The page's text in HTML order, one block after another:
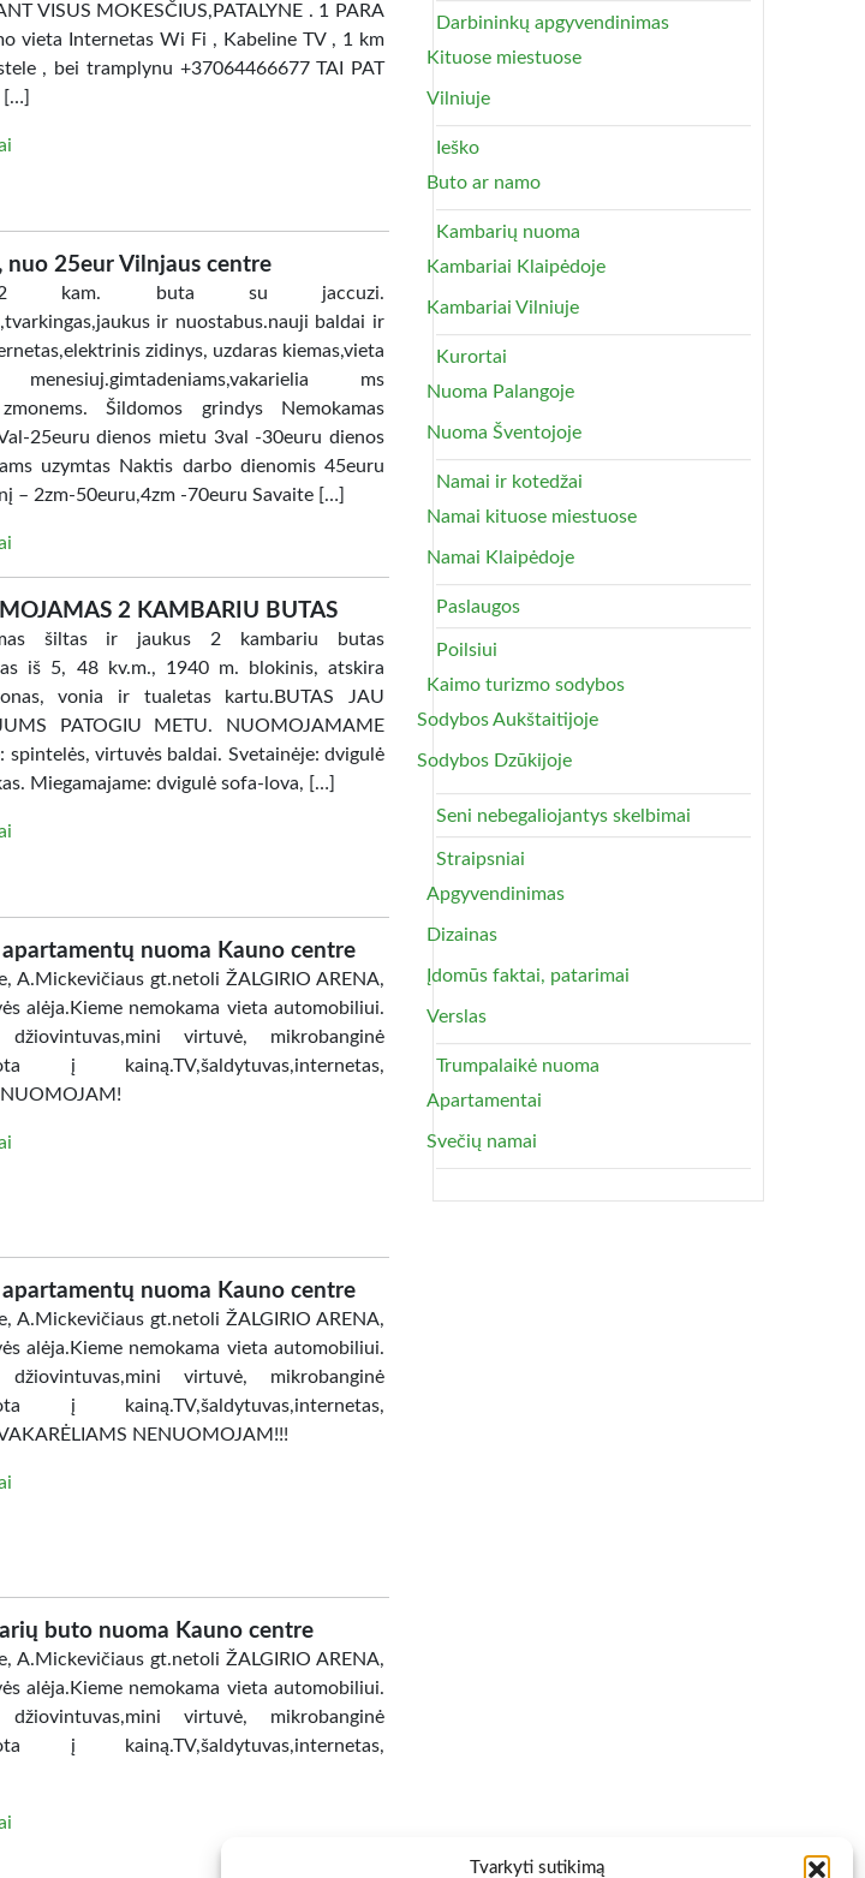
Tvarkyti sutikimą
VISUS MOKESČIUS,PATALYNE . 1 PARA
vieta Internetas Wi Fi , Kabeline TV , 1 km
, bei tramplynu +37064466677 TAI PAT
[…]
nuo 25eur Vilnjaus centre
2 kam. buta su jaccuzi.
ir nuostabus.nauji baldai ir
zidinys, uzdaras kiemas,vieta
menesiuj.gimtadeniams,vakarielia ms
Šildomos grindys Nemokamas
25euru dienos mietu 3val -30euru dienos
uzymtas Naktis darbo dienomis 45euru
– 2zm-50euru,4zm -70euru Savaite […]
2 KAMBARIU BUTAS
šiltas ir jaukus 2 kambariu butas
iš 5, 48 kv.m., 1940 m. blokinis, atskira
vonia ir tualetas kartu.BUTAS JAU
PATOGIU METU. NUOMOJAMAME
spintelės, virtuvės baldai. Svetainėje: dvigulė
Miegamajame: dvigulė sofa-lova, […]
nuoma Kauno centre
A.Mickevičiaus gt.netoli ŽALGIRIO ARENA,
alėja.Kieme nemokama vieta automobiliui.
džiovintuvas,mini virtuvė, mikrobanginė
į kainą.TV,šaldytuvas,internetas,
nuoma Kauno centre
A.Mickevičiaus gt.netoli ŽALGIRIO ARENA,
alėja.Kieme nemokama vieta automobiliui.
džiovintuvas,mini virtuvė, mikrobanginė
į kainą.TV,šaldytuvas,internetas,
NENUOMOJAM!!!
buto nuoma Kauno centre
A.Mickevičiaus gt.netoli ŽALGIRIO ARENA,
alėja.Kieme nemokama vieta automobiliui.
džiovintuvas,mini virtuvė, mikrobanginė
į kainą.TV,šaldytuvas,internetas,
Darbininkų apgyvendinimas
Kituose miestuose
Vilniuje
Ieško
Buto ar namo
Kambarių nuoma
Kambariai Klaipėdoje
Kambariai Vilniuje
Kurortai
Nuoma Palangoje
Nuoma Šventojoje
Namai ir kotedžai
Namai kituose miestuose
Namai Klaipėdoje
Paslaugos
Poilsiui
Kaimo turizmo sodybos
Sodybos Aukštaitijoje
Sodybos Dzūkijoje
Seni nebegaliojantys skelbimai
Straipsniai
Apgyvendinimas
Dizainas
Įdomūs faktai, patarimai
Verslas
Trumpalaikė nuoma
Apartamentai
Svečių namai